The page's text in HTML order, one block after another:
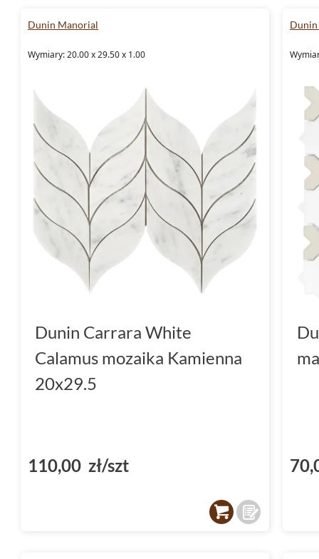
Dunin Manorial
Wymiary: 20.00 x 29.50 x 1.00
Dunin Carrara White
Calamus mozaika Kamienna
20x29.5
110,00 zł/szt
Dunin